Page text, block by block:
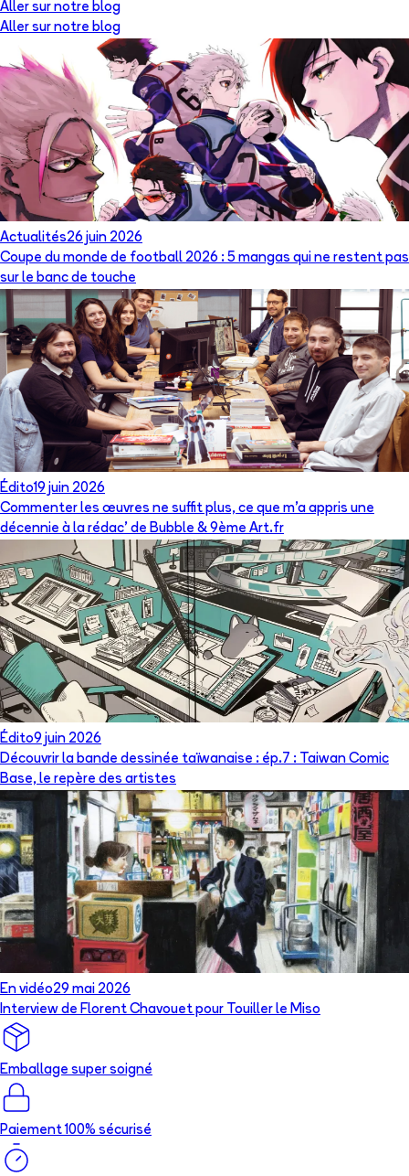
Aller sur notre blog
Aller sur notre blog
Actualités26 juin 2026
Coupe du monde de football 2026 : 5 mangas qui ne restent pas
sur le banc de touche
Édito19 juin 2026
Commenter les œuvres ne suffit plus, ce que m’a appris une
décennie à la rédac’ de Bubble & 9ème Art.fr
Édito9 juin 2026
Découvrir la bande dessinée taïwanaise : ép.7 : Taiwan Comic
Base, le repère des artistes
En vidéo29 mai 2026
Interview de Florent Chavouet pour Touiller le Miso
Emballage super soigné
Paiement 100% sécurisé